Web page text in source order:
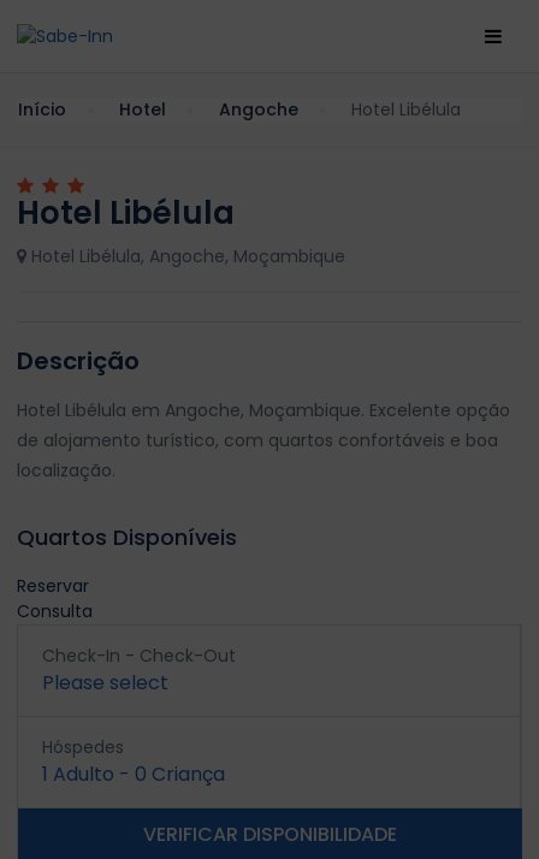
Início Hotel Angoche Hotel Libélula
Hotel Libélula
Hotel Libélula, Angoche, Moçambique
Descrição
Hotel Libélula em Angoche, Moçambique. Excelente opção
de alojamento turístico, com quartos confortáveis e boa
localização.
Quartos Disponíveis
Reservar
Consulta
Check-In - Check-Out
Please select
Hóspedes
1 Adulto - 0 Criança
VERIFICAR DISPONIBILIDADE